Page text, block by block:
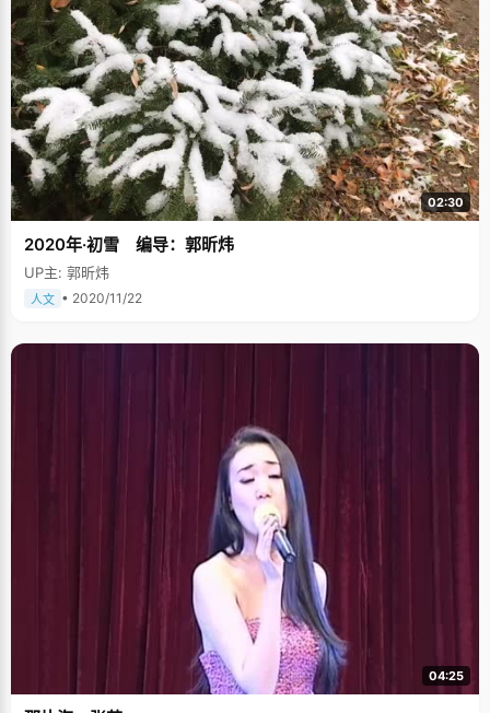
02:30
2020年·初雪 编导：郭昕炜
UP主: 郭昕炜
人文 • 2020/11/22
04:25